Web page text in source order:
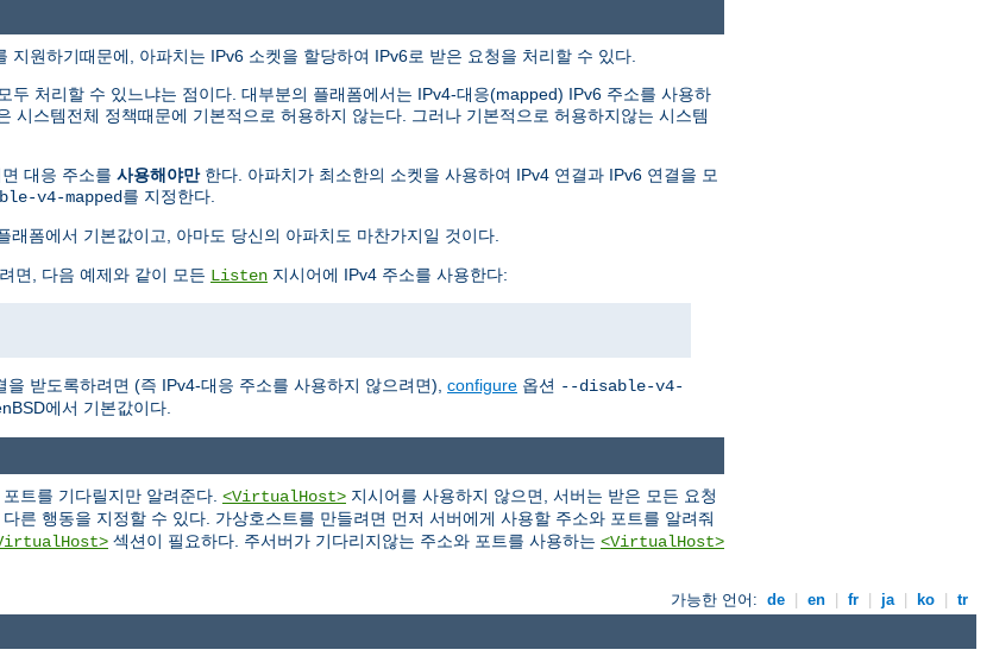
원하기때문에, 아파치는 IPv6 소켓을 할당하여 IPv6로 받은 요청을 처리할 수 있다.
처리할 수 있느냐는 점이다. 대부분의 플래폼에서는 IPv4-대응(mapped) IPv6 주소를 사용하
스템전체 정책때문에 기본적으로 허용하지 않는다. 그러나 기본적으로 허용하지않는 시스템
대응 주소를 사용해야만한다. 아파치가 최소한의 소켓을 사용하여 IPv4 연결과 IPv6 연결을 모
v4-mapped를 지정한다.
폼에서 기본값이고, 아마도 당신의 아파치도 마찬가지일 것이다.
면, 다음 예제와 같이 모든 Listen 지시어에 IPv4 주소를 사용한다:
받도록하려면 (즉 IPv4-대응 주소를 사용하지 않으려면), configure 옵션 --disable-v4-
에서 기본값이다.
트를 기다릴지만 알려준다. <VirtualHost> 지시어를 사용하지 않으면, 서버는 받은 모든 요청
른 행동을 지정할 수 있다. 가상호스트를 만들려면 먼저 서버에게 사용할 주소와 포트를 알려줘
섹션이 필요하다. 주서버가 기다리지않는 주소와 포트를 사용하는 <VirtualHost>
가능한 언어: de en fr ja ko tr